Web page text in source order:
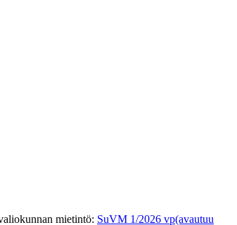
mietintö: SuVM 1/2026 vp(avautuu